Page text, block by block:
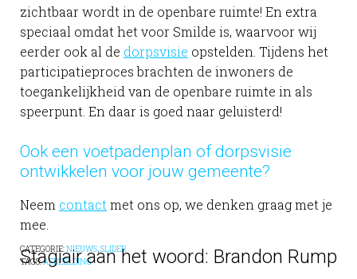
zichtbaar wordt in de openbare ruimte! En extra
speciaal omdat het voor Smilde is, waarvoor wij
eerder ook al de dorpsvisie opstelden. Tijdens het
participatieproces brachten de inwoners de
toegankelijkheid van de openbare ruimte in als
speerpunt. En daar is goed naar geluisterd!
Ook een voetpadenplan of dorpsvisie
ontwikkelen voor jouw gemeente?
Neem contact met ons op, we denken graag met je
mee.
CATEGORIE:NIEUWS,SLIDER
TAGS:AFBEELDING
Stagiair aan het woord: Brandon Rump